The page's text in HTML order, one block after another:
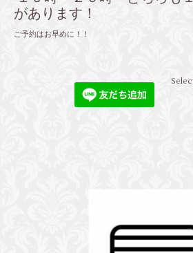
があります！
ご予約はお早めに！！